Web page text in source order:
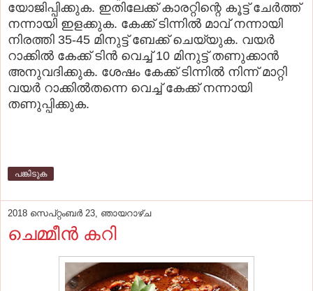
യോജിപ്പിക്കുക. ഇതിലേക്ക് കാരറ്റിന്റെ കൂട്ട് ചേര്‍ത്ത്
നന്നായി ഇളക്കുക. കേക്ക് ടിന്നില്‍ മാവ് നന്നായി
നിരത്തി 35-45 മിനുട്ട് ബേക്ക് ചെയ്യുക. വയര്‍
റാക്കില്‍ കേക്ക് ടിന്‍ വെച്ച് 10 മിനുട്ട് തണുക്കാന്‍
അനുവദിക്കുക. ശേഷം കേക്ക് ടിന്നില്‍ നിന്ന് മാറ്റി
വയര്‍ റാക്കില്‍തന്നെ വെച്ച് കേക്ക് നന്നായി
തണുപ്പിക്കുക.
പങ്കിടുക
2018 സെപ്റ്റംബർ 23, ഞായറാഴ്‌ച
ചെമ്മീന്‍ കറി